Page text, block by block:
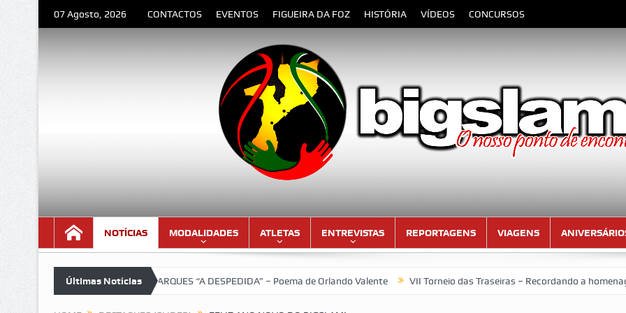
07 Agosto, 2026 CONTACTOS EVENTOS FIGUEIRA DA FOZ HISTÓRIA VÍDEOS CONCURSOS
NOTÍCIAS MODALIDADES ATLETAS ENTREVISTAS REPORTAGENS VIAGENS
Últimas Notícias
LOURENÇO MARQUES “A DESPEDIDA” – Poema de Orlando Valente VII Torneio das Traseiras – Recordando a homenagem ao “4